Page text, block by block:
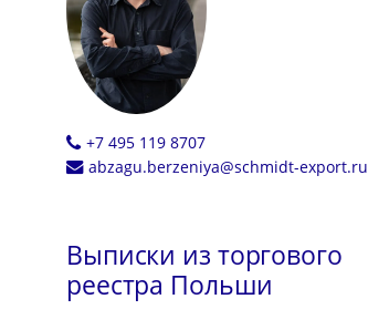
+7 495 119 8707
abzagu.berzeniya@schmidt-export.ru
Выписки из торгового
реестра Польши